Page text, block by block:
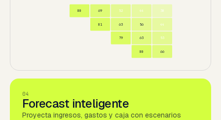
80 69 52 44 30
81 63 56 44
79 63 53
80 66
04
Forecast inteligente
Proyecta ingresos, gastos y caja con escenarios